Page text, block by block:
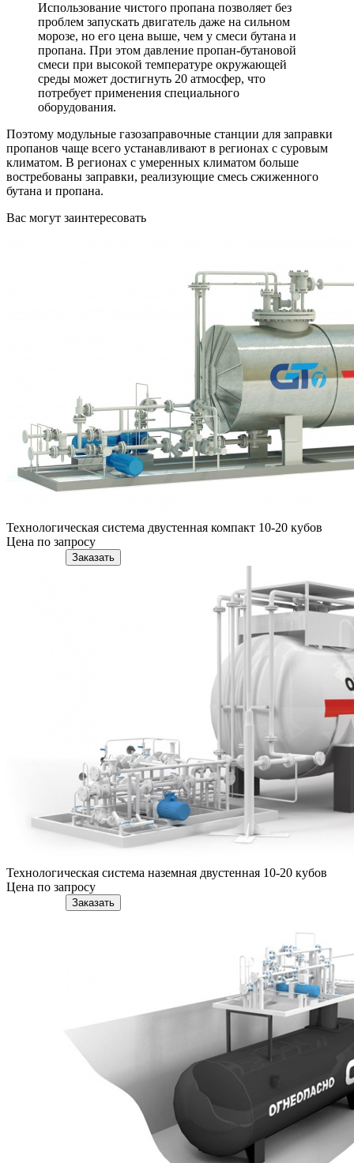
Использование чистого пропана позволяет без
проблем запускать двигатель даже на сильном
морозе, но его цена выше, чем у смеси бутана и
пропана. При этом давление пропан-бутановой
смеси при высокой температуре окружающей
среды может достигнуть 20 атмосфер, что
потребует применения специального
оборудования.
Поэтому модульные газозаправочные станции для заправки
пропанов чаще всего устанавливают в регионах с суровым
климатом. В регионах с умеренных климатом больше
востребованы заправки, реализующие смесь сжиженного
бутана и пропана.
Вас могут заинтересовать
Технологическая система двустенная компакт 10-20 кубов
Цена по запросу
Заказать
Технологическая система наземная двустенная 10-20 кубов
Цена по запросу
Заказать